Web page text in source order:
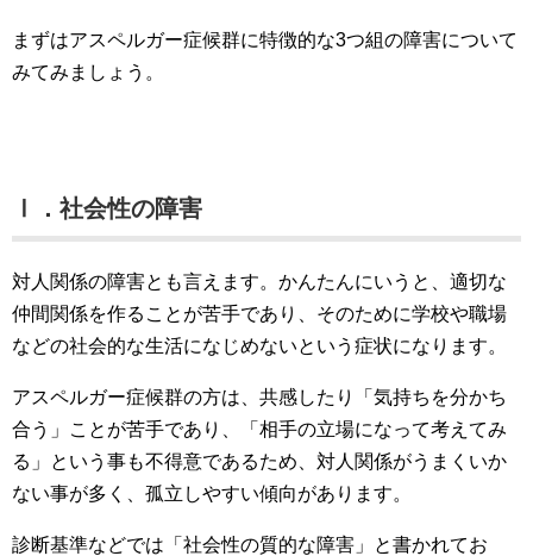
まずはアスペルガー症候群に特徴的な3つ組の障害について
みてみましょう。
Ⅰ．社会性の障害
対人関係の障害とも言えます。かんたんにいうと、適切な
仲間関係を作ることが苦手であり、そのために学校や職場
などの社会的な生活になじめないという症状になります。
アスペルガー症候群の方は、共感したり「気持ちを分かち
合う」ことが苦手であり、「相手の立場になって考えてみ
る」という事も不得意であるため、対人関係がうまくいか
ない事が多く、孤立しやすい傾向があります。
診断基準などでは「社会性の質的な障害」と書かれてお